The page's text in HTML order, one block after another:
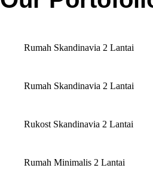
Rumah Skandinavia 2 Lantai
Rumah Skandinavia 2 Lantai
Rukost Skandinavia 2 Lantai
Rumah Minimalis 2 Lantai